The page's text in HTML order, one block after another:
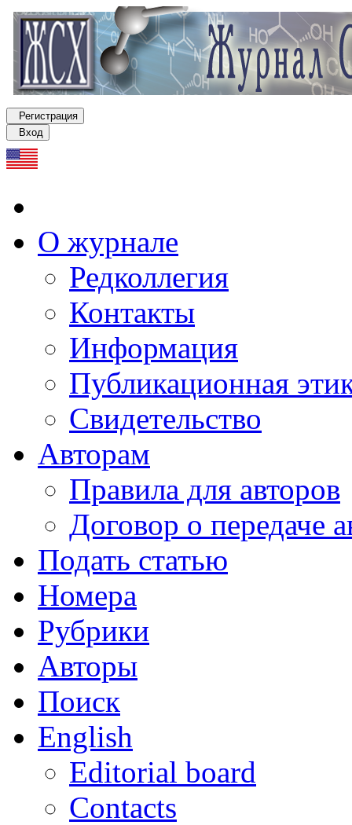
Регистрация
Вход
О журнале
Редколлегия
Контакты
Информация
Публикационная
Свидетельство
Авторам
Правила для авторов
Договор о передаче
Подать статью
Номера
Рубрики
Авторы
Поиск
English
Editorial board
Contacts